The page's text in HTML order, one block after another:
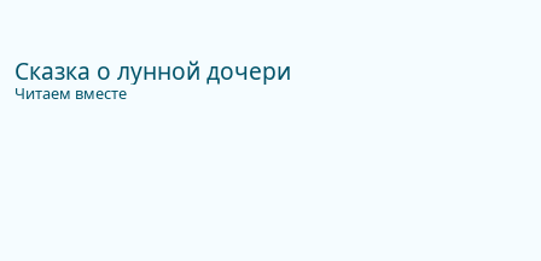
Сказка о лунной дочери
Читаем вместе